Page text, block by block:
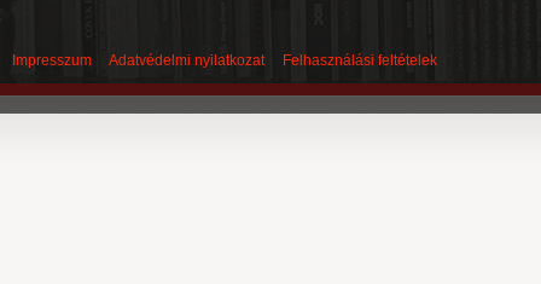
Impresszum Adatvédelmi nyilatkozat Felhasználási feltételek